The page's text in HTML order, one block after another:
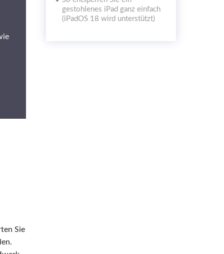
Sie
gestohlenes iPad ganz einfach
(iPadOS 18 wird unterstützt)